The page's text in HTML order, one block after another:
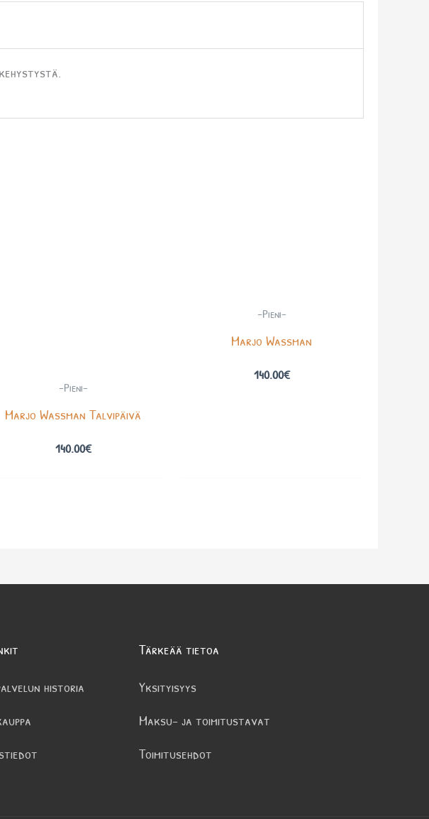
-Pieni-
Marjo Wassman Talvipäivä
140.00€
-Pieni-
Marjo Wassman
140.00€
historia
Tärkeää tietoa
Yksityisyys
Maksu- ja toimitustavat
Toimitusehdot